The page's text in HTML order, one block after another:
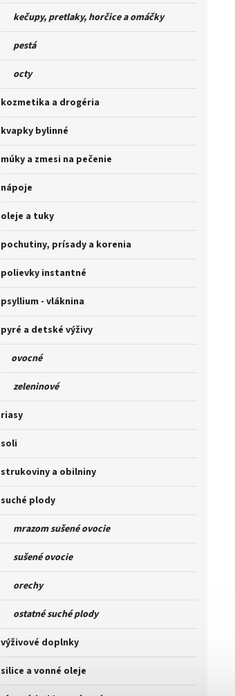
kečupy, pretlaky, horčice a omáčky
pestá
octy
kozmetika a drogéria
kvapky bylinné
múky a zmesi na pečenie
nápoje
oleje a tuky
pochutiny, prísady a korenia
polievky instantné
psyllium - vláknina
pyré a detské výživy
ovocné
zeleninové
riasy
soli
strukoviny a obilniny
suché plody
mrazom sušené ovocie
sušené ovocie
orechy
ostatné suché plody
výživové doplnky
silice a vonné oleje